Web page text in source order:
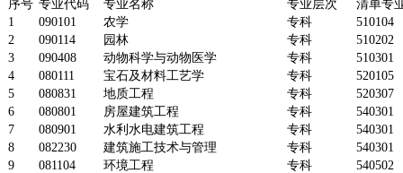
序号 专业代码 专业名称 专业层次
清单专
1
090101 农学 专科
510104
2
090114 园林 专科
510202
3
090408 动物科学与动物医学 专科
510301
4
080111 宝石及材料工艺学 专科
520105
5
080831 地质工程 专科
520307
6
080801 房屋建筑工程 专科
540301
7
080901 水利水电建筑工程 专科
540301
8
082230 建筑施工技术与管理 专科
540301
9
081104 环境工程 专科
540502